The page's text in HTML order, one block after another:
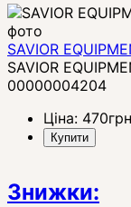
SAVIOR
SAVIOR
00000004204
Ціна: 470
Купити
Знижки: